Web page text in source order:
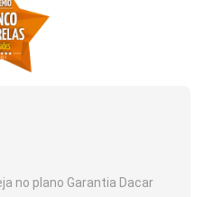
no plano Garantia Dacar